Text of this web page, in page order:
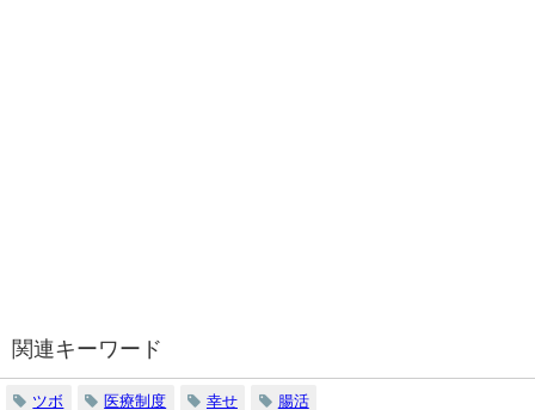
関連キーワード
ツボ 医療制度 幸せ 腸活